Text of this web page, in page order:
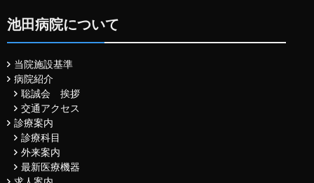
池田病院について
当院施設基準
病院紹介
聡誠会 挨拶
交通アクセス
診療案内
診療科目
外来案内
最新医療機器